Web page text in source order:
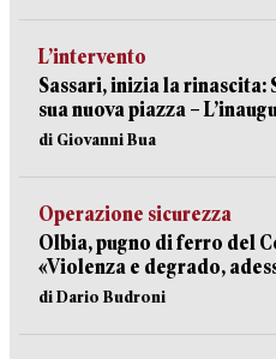
L’intervento
Sassari, inizia la
sua nuova piazza –
di Giovanni Bua
Operazione sicurezza
Olbia, pugno di ferro del
«Violenza e degrado,
di Dario Budroni